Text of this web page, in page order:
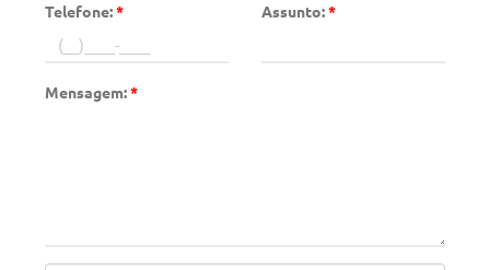
Telefone:* Assunto:*
Mensagem:*